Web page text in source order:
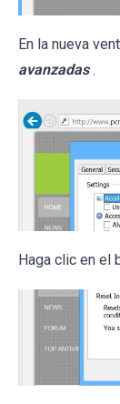
En la nueva
avanzadas .
Haga clic en el